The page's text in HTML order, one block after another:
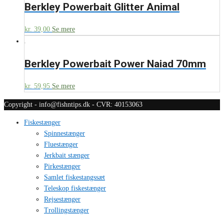
Berkley Powerbait Glitter Animal
kr. 39,00 Se mere
Berkley Powerbait Power Naiad 70mm
kr. 59,95 Se mere
Copyright - info@fishntips.dk - CVR: 40153063
Fiskestænger
Spinnestænger
Fluestænger
Jerkbait stænger
Pirkestænger
Samlet fiskestangssæt
Teleskop fiskestænger
Rejsestænger
Trollingstænger